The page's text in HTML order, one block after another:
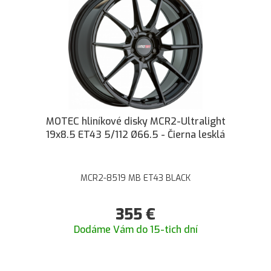
MOTEC hliníkové disky MCR2-Ultralight
19x8.5 ET43 5/112 Ø66.5 - Čierna lesklá
MCR2-8519 MB ET43 BLACK
355€
Dodáme Vám do 15-tich dní